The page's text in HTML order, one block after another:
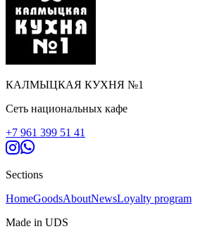
КАЛМЫЦКАЯ КУХНЯ №1
Сеть национальных кафе
+7 961 399 51 41
Sections
HomeGoodsAboutNewsLoyalty program
Made in UDS